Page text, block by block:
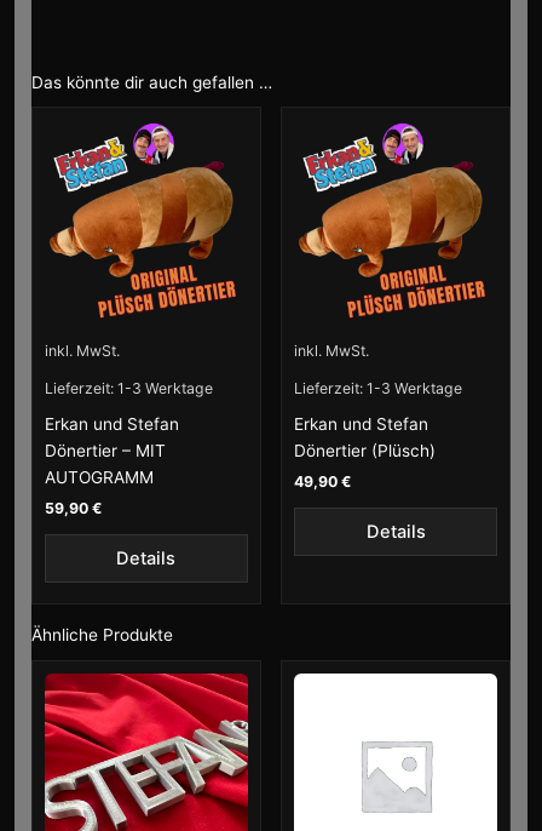
Das könnte dir auch gefallen …
inkl. MwSt.
Lieferzeit: 1-3 Werktage
Erkan und Stefan
Dönertier – MIT
AUTOGRAMM
59,90 €
Details
inkl. MwSt.
Lieferzeit: 1-3 Werktage
Erkan und Stefan
Dönertier (Plüsch)
49,90 €
Details
Ähnliche Produkte